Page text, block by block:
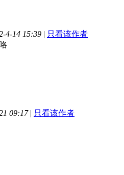
4-14 15:39 | 只看该作者
09:17| 只看该作者